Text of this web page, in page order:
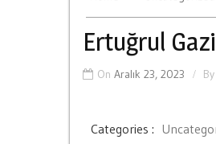
Ertuğrul
On Aralık 23, 2023 By
Categories :